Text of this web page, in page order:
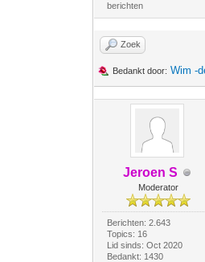
berichten
Zoek
Bedankt door: Wim -
Jeroen S
Moderator
Berichten: 2.643
Topics: 16
Lid sinds: Oct 2020
Bedankt: 1430